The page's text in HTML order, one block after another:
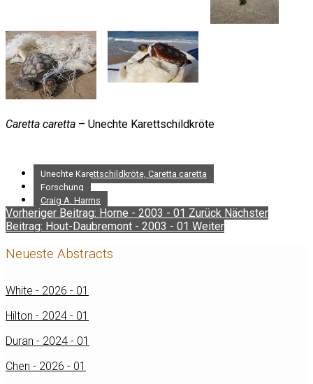
Caretta caretta – Unechte Karettschildkröte
Unechte Karettschildkröte, Caretta caretta
Forschung
Craig A. Harms
Vorheriger Beitrag: Horne - 2003 - 01 Zurück Nächster
Beitrag: Hout-Daubremont - 2003 - 01 Weiter
Neueste Abstracts
White - 2026 - 01
Hilton - 2024 - 01
Duran - 2024 - 01
Chen - 2026 - 01